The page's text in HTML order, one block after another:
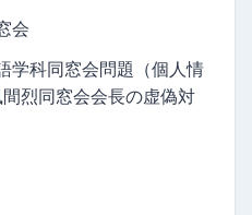
会
学科同窓会問題（個人情
烈同窓会会長の虚偽対